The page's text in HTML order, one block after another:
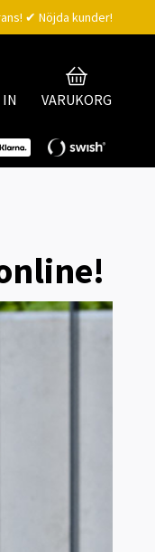
✔ Nöjda kunder!
IN VARUKORG